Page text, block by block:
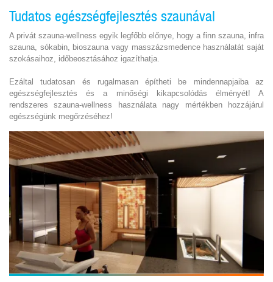
Tudatos egészségfejlesztés szaunával
A privát szauna-wellness egyik legfőbb előnye, hogy a finn szauna, infra
szauna, sókabin, bioszauna vagy masszázsmedence használatát saját
szokásaihoz, időbeosztásához igazíthatja.
Ezáltal tudatosan és rugalmasan építheti be mindennapjaiba az
egészségfejlesztés és a minőségi kikapcsolódás élményét! A
rendszeres szauna-wellness használata nagy mértékben hozzájárul
egészségünk megőrzéséhez!